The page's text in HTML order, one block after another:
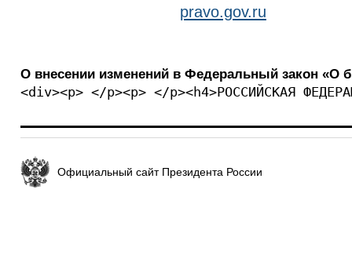
pravo.gov.ru
О внесении изменений в Федеральный закон «О
<div><p> </p><p> </
Официальный сайт Президента России